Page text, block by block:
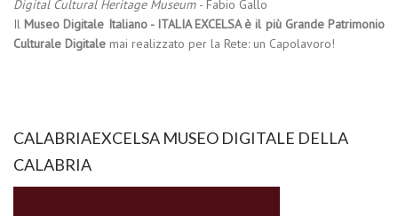
Digital Cultural Heritage Museum - Fabio Gallo
IlMuseo Digitale Italiano - ITALIA EXCELSA è il più Grande Patrimonio
Culturale Digitale mai realizzato per la Rete: un Capolavoro!
CALABRIAEXCELSA MUSEO DIGITALE DELLA
CALABRIA